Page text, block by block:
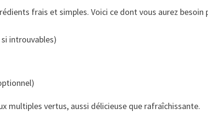
frais et simples. Voici ce dont vous aurez besoin
introuvables)
multiples vertus, aussi délicieuse que rafraîchissante.